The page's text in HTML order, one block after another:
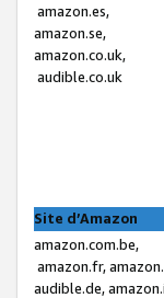
amazon.es,
amazon.se,
amazon.co.uk,
audible.co.uk
Site d’Amazon
amazon.com.be,
amazon.fr,
audible.de,